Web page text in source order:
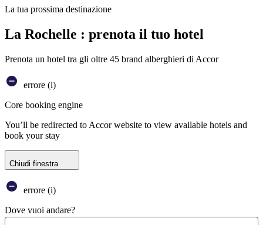
La tua prossima destinazione
La Rochelle : prenota il tuo hotel
Prenota un hotel tra gli oltre 45 brand alberghieri di Accor
errore (i)
Core booking engine
You’ll be redirected to Accor website to view available hotels and
book your stay
Chiudi finestra
errore (i)
Dove vuoi andare?